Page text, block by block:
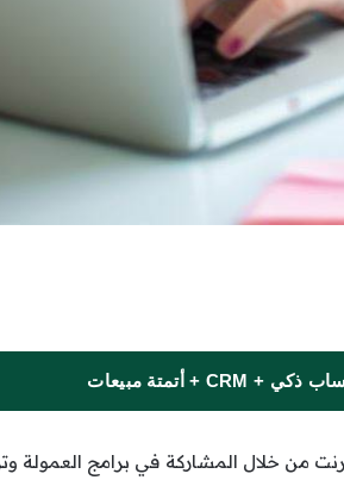
من خلال المشاركة في برامج العمولة